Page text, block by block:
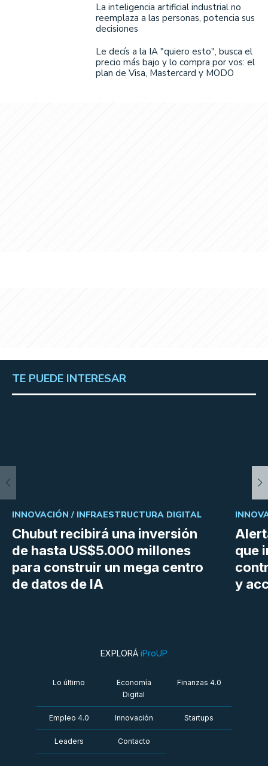
La inteligencia artificial industrial no
reemplaza a las personas, potencia sus
decisiones
Le decís a la IA "quiero esto", busca el
precio más bajo y lo compra por vos: el
plan de Visa, Mastercard y MODO
TE PUEDE INTERESAR
Chubut recibirá una inversión
de hasta US$5.000 millones
para construir un mega centro
de datos de IA
INNOVACIÓN / INFRAESTRUCTURA DIGITAL
que
y
EXPLORÁ iProUP
Lo último
Economía
Digital
Finanzas 4.0
Empleo 4.0 Innovación Startups
Leaders Contacto